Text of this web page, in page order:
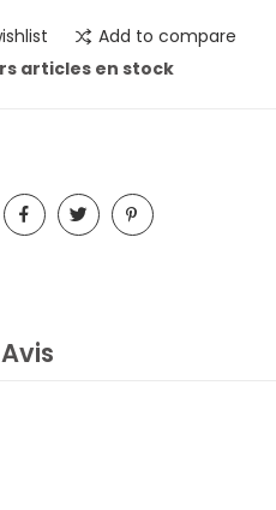
Add to compare
articles en stock
Avis